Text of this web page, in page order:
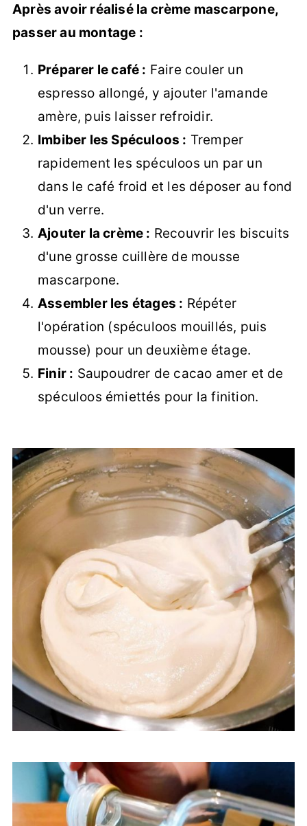
Après avoir réalisé la crème mascarpone,
passer au montage :
Préparer le café : Faire couler un
espresso allongé, y ajouter l'amande
amère, puis laisser refroidir.
Imbiber les Spéculoos : Tremper
rapidement les spéculoos un par un
dans le café froid et les déposer au fond
d'un verre.
Ajouter la crème : Recouvrir les biscuits
d'une grosse cuillère de mousse
mascarpone.
Assembler les étages : Répéter
l'opération (spéculoos mouillés, puis
mousse) pour un deuxième étage.
Finir : Saupoudrer de cacao amer et de
spéculoos émiettés pour la finition.